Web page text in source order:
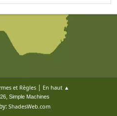
et Règles| En haut ▲
, Simple Machines
ShadesWeb.com